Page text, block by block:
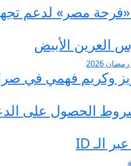
العرين الأبيض
فهمي في صراع
الحصول على